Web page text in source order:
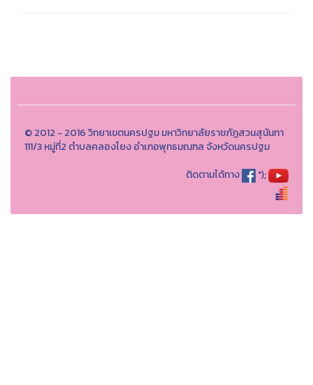
© 2012 - 2016 วิทยาเขตนครปฐม มหาวิทยาลัยราชภัฏสวนสุนันทา
111/3 หมู่ที่2 ตำบลคลองโยง อำเภอพุทธมณฑล จังหวัดนครปฐม
ติดตามได้ทาง
");